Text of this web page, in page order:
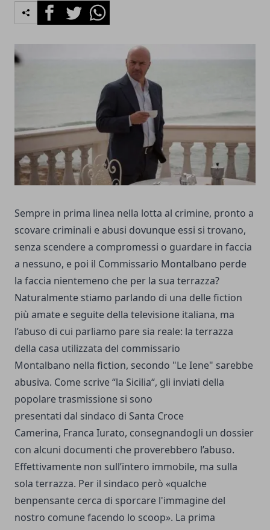
FacebookTwitterWhatsapp
Sempre in prima linea nella lotta al crimine, pronto a
scovare criminali e abusi dovunque essi si trovano,
senza scendere a compromessi o guardare in faccia
a nessuno, e poi il Commissario Montalbano perde
la faccia nientemeno che per la sua terrazza?
Naturalmente stiamo parlando di una delle fiction
più amate e seguite della televisione italiana, ma
l’abuso di cui parliamo pare sia reale: la terrazza
della casa utilizzata del commissario
Montalbano nella fiction, secondo "Le Iene" sarebbe
abusiva. Come scrive “la Sicilia“, gli inviati della
popolare trasmissione si sono
presentati dal sindaco di Santa Croce
Camerina, Franca Iurato, consegnandogli un dossier
con alcuni documenti che proverebbero l’abuso.
Effettivamente non sull’intero immobile, ma sulla
sola terrazza. Per il sindaco però «qualche
benpensante cerca di sporcare l'immagine del
nostro comune facendo lo scoop». La prima